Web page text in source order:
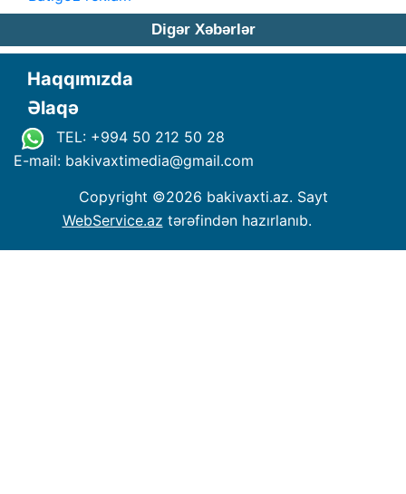
Digər Xəbərlər
Haqqımızda
Əlaqə
TEL: +994 50 212 50 28
E-mail: bakivaxtimedia@gmail.com
Copyright ©2026 bakivaxti.az. Sayt
WebService.az tərəfindən hazırlanıb.